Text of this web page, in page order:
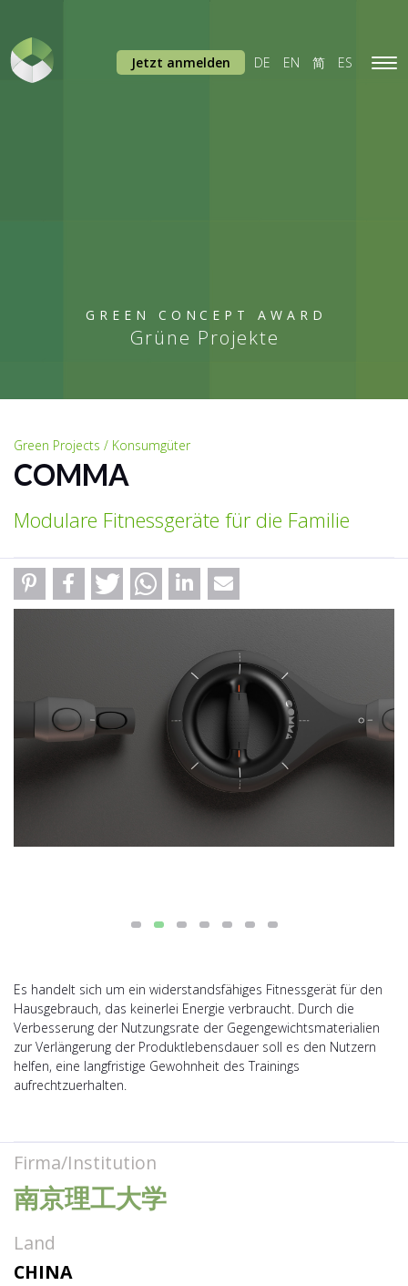
GREEN CONCEPT AWARD
Grüne Projekte
Jetzt anmelden DE EN 简 ES
Green Projects / Konsumgüter
COMMA
Modulare Fitnessgeräte für die Familie
Es handelt sich um ein widerstandsfähiges Fitnessgerät für den
Hausgebrauch, das keinerlei Energie verbraucht. Durch die
Verbesserung der Nutzungsrate der Gegengewichtsmaterialien
zur Verlängerung der Produktlebensdauer soll es den Nutzern
helfen, eine langfristige Gewohnheit des Trainings
aufrechtzuerhalten.
Firma/Institution
南京理工大学
Land
CHINA